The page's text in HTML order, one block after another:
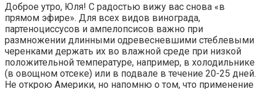
Доброе утро, Юля! С радостью вижу вас снова «в
прямом эфире». Для всех видов винограда,
партеноциссусов и ампелопсисов важно при
размножении длинными одревесневшими стеблевыми
черенками держать их во влажной среде при низкой
положительной температуре, например, в холодильнике
(в овощном отсеке) или в подвале в течение 20-25 дней.
Не открою Америки, но напомню о том, что применение